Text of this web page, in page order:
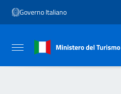
Vai al menu di navigazione
Vai al footer
Governo Italiano
Attiva / disattiva la navigazione